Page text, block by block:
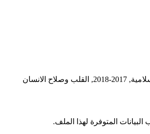
الانسان
المتوفرة لهذا الملف.